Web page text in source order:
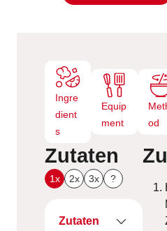
Ingre
dient
s
Equip
ment
od
Zutaten
1x 2x 3x ?
Zutaten